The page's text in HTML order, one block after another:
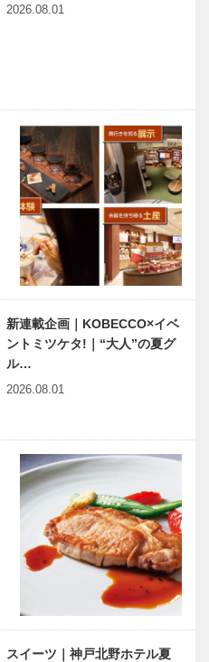
神戸のカクシ
ボタン 第七
十回 居心地
の良さが神戸
の魅力 長江
健次さん
連載エッセイ
表札
GHOST
HUNTING～
ハロ…
2026.08.01
新連載企画｜KOBECCO×イベ
ントミツケタ!｜“大人”の夏グ
ル…
2026.08.01
スイーツ｜神戸北野ホテル夏